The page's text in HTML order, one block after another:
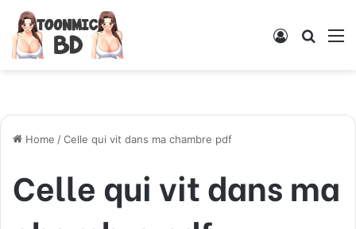
Log
Home /Celle qui vit dans ma chambre pdf
Celle qui vit dans ma